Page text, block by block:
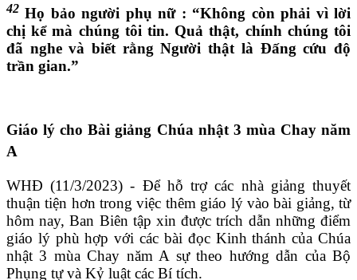
42 Họ bảo người phụ nữ : “Không còn phải vì lời
chị kể mà chúng tôi tin. Quả thật, chính chúng tôi
đã nghe và biết rằng Người thật là Đấng cứu độ
trần gian.”
Giáo lý cho Bài giảng Chúa nhật 3 mùa Chay năm
A
WHĐ (11/3/2023) - Để hỗ trợ các nhà giảng thuyết
thuận tiện hơn trong việc thêm giáo lý vào bài giảng, từ
hôm nay, Ban Biên tập xin được trích dẫn những điểm
giáo lý phù hợp với các bài đọc Kinh thánh của Chúa
nhật 3 mùa Chay năm A sự theo hướng dẫn của Bộ
Phụng tự và Kỷ luật các Bí tích.